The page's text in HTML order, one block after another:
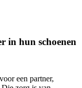
in hun schoenen
een partner,